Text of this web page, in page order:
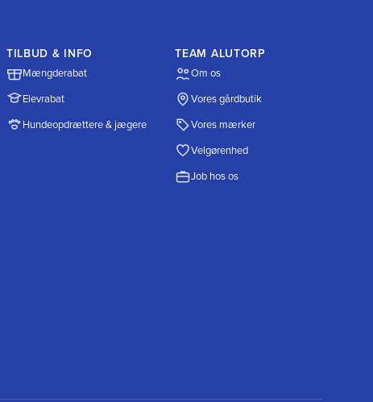
TILBUD & INFO
Mængderabat
Elevrabat
Hundeopdrættere & jægere
TEAM ALUTORP
Om os
Vores gårdbutik
Vores mærker
Velgørenhed
Job hos os